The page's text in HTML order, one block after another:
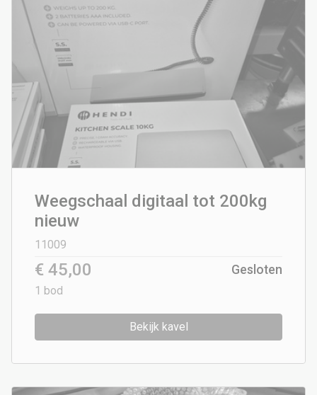
Weegschaal digitaal tot 200kg
nieuw
11009
€ 45,00
1 bod
Gesloten
Bekijk kavel